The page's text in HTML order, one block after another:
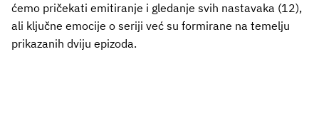
ćemo pričekati emitiranje i gledanje svih nastavaka (12),
ali ključne emocije o seriji već su formirane na temelju
prikazanih dviju epizoda.